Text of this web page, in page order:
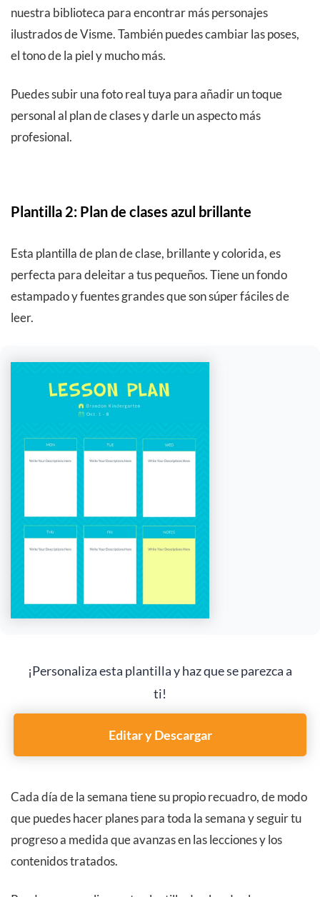
nuestra biblioteca para encontrar más personajes
ilustrados de Visme. También puedes cambiar las poses,
el tono de la piel y mucho más.
Puedes subir una foto real tuya para añadir un toque
personal al plan de clases y darle un aspecto más
profesional.
Plantilla 2: Plan de clases azul brillante
Esta plantilla de plan de clase, brillante y colorida, es
perfecta para deleitar a tus pequeños. Tiene un fondo
estampado y fuentes grandes que son súper fáciles de
leer.
¡Personaliza esta plantilla y haz que se parezca a
ti!
Editar y Descargar
Cada día de la semana tiene su propio recuadro, de modo
que puedes hacer planes para toda la semana y seguir tu
progreso a medida que avanzas en las lecciones y los
contenidos tratados.